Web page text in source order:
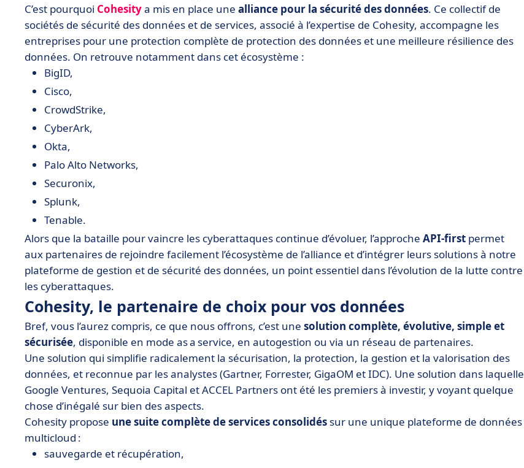
C’est pourquoi Cohesitya mis en place une alliance pour la sécurité des données. Ce collectif de
sociétés de sécurité des données et de services, associé à l’expertise de Cohesity, accompagne les
entreprises pour une protection complète de protection des données et une meilleure résilience des
données. On retrouve notamment dans cet écosystème :
BigID,
Cisco,
CrowdStrike,
CyberArk,
Okta,
Palo Alto Networks,
Securonix,
Splunk,
Tenable.
Alors que la bataille pour vaincre les cyberattaques continue d’évoluer, l’approche API-first permet
aux partenaires de rejoindre facilement l’écosystème de l’alliance et d’intégrer leurs solutions à notre
plateforme de gestion et de sécurité des données, un point essentiel dans l’évolution de la lutte contre
les cyberattaques.
Cohesity, le partenaire de choix pour vos données
Bref, vous l’aurez compris, ce que nous offrons, c’est une solution complète, évolutive, simple et
sécurisée, disponible en mode as a service, en autogestion ou via un réseau de partenaires.
Une solution qui simplifie radicalement la sécurisation, la protection, la gestion et la valorisation des
données, et reconnue par les analystes (Gartner, Forrester, GigaOM et IDC). Une solution dans laquelle
Google Ventures, Sequoia Capital et ACCEL Partners ont été les premiers à investir, y voyant quelque
chose d’inégalé sur bien des aspects.
Cohesity propose une suite complète de services consolidés sur une unique plateforme de données
multicloud :
sauvegarde et récupération,